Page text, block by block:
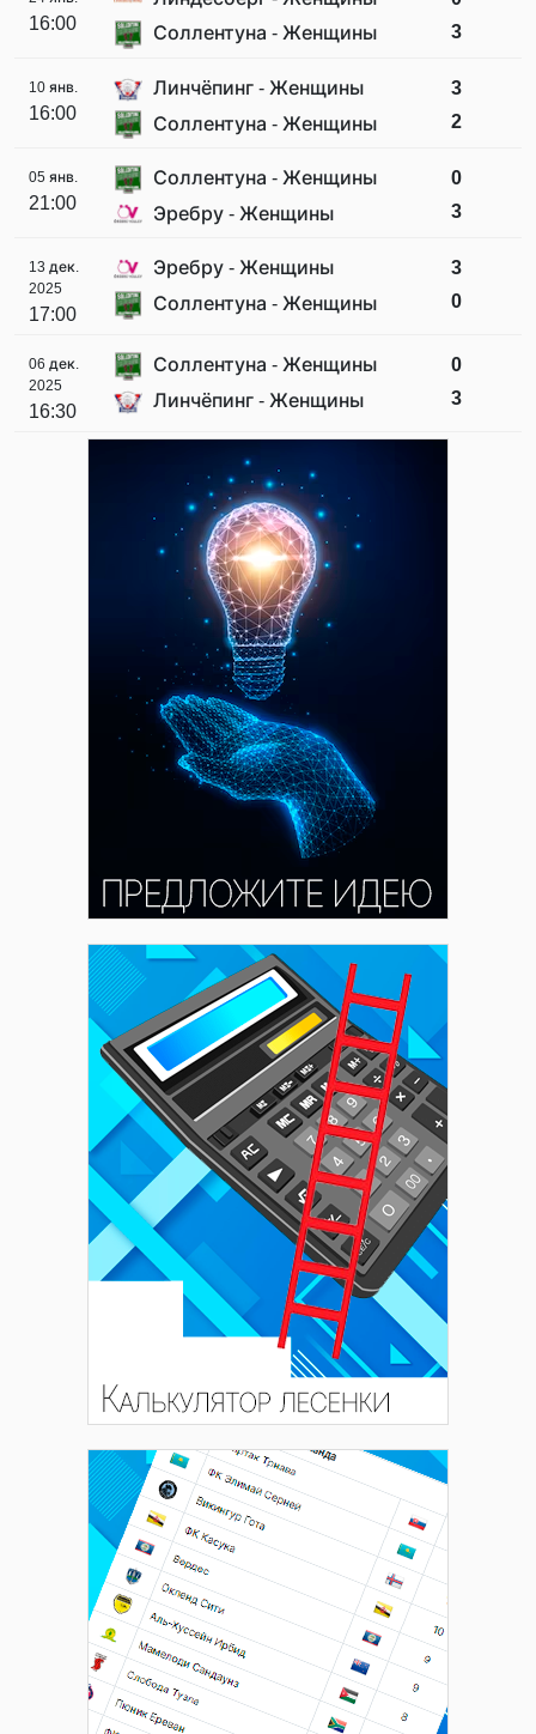
16:00
Соллентуна - Женщины
3
10 янв.
16:00
Линчёпинг - Женщины
Соллентуна - Женщины
3
2
05 янв.
21:00
Соллентуна - Женщины
Эребру - Женщины
0
3
13 дек.
2025
17:00
Эребру - Женщины
Соллентуна - Женщины
3
0
06 дек.
2025
16:30
Соллентуна - Женщины
Линчёпинг - Женщины
0
3